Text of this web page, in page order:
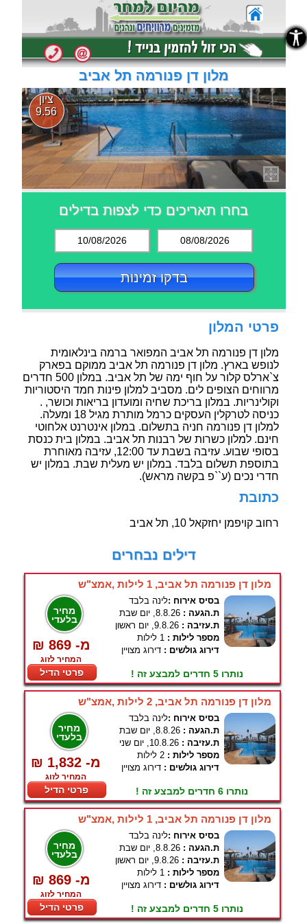
מלון דן פנורמה תל אביב
ציון
9.56
בחרו תאריכים כדי לצפות בדילים
10/08/2026 08/08/2026
בדקו זמינות
פרטי המלון
מלון דן פנורמה תל אביב המפואר ברמה בינלאומית
לנופש בארץ. מלון דן פנורמה תל אביב ממוקם בפארק
צ`ארלס קלור על חוף ימה של תל אביב. במלון 500 חדרים
מרווחים הצופים לים. מסביב למלון פינות חמד היסטוריות
וקולינריות. במלון בריכת שחיה ומועדון בריאות וכושר, .
כניסה לטרקלין העסקים כרמל מותרת מגיל 18 ומעלה.
למלון דן פנורמה חניה בתשלום. במלון אינטרנט אלחוטי
חינם. למלון כשרות של רבנות תל אביב. במלון בית כנסת
בסופי שבוע. עזיבה בשבת עד 12:00, עזיבה מאוחרת
בתוספת תשלום בלבד. במלון יש מעלית שבת. במלון יש
חדרי נכים (ע``פ בקשה מראש).
כתובת
רחוב קויפמן יחזקאל 10, תל אביב
דילים נבחרים
מלון דן פנורמה תל אביב, 1 לילות ,אמצ"ש
מחיר
בלעדי
₪ 869 -מ
המחיר לזוג
פרטי הדיל
בסיס אירוח :לינה בלבד
ת.הגעה : 8.8.26, יום שבת
ת.עזיבה : 9.8.26, יום ראשון
מספר לילות : 1 לילות
דירוג גולשים : דירוג מצויין
נותרו 5 חדרים למבצע זה !
מלון דן פנורמה תל אביב, 2 לילות ,אמצ"ש
מחיר
בלעדי
₪ 1,832 -מ
המחיר לזוג
פרטי הדיל
בסיס אירוח :לינה בלבד
ת.הגעה : 8.8.26, יום שבת
ת.עזיבה : 10.8.26, יום שני
מספר לילות : 2 לילות
דירוג גולשים : דירוג מצויין
נותרו 6 חדרים למבצע זה !
מלון דן פנורמה תל אביב, 1 לילות ,אמצ"ש
מחיר
בלעדי
₪ 869 -מ
המחיר לזוג
פרטי הדיל
בסיס אירוח :לינה בלבד
ת.הגעה : 8.8.26, יום שבת
ת.עזיבה : 9.8.26, יום ראשון
מספר לילות : 1 לילות
דירוג גולשים : דירוג מצויין
נותרו 5 חדרים למבצע זה !
נגישות
נגישות